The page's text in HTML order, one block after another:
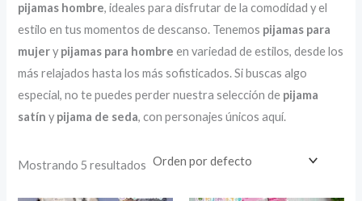
pijamas hombre, ideales para disfrutar de la comodidad y el
estilo en tus momentos de descanso. Tenemos pijamas para
mujery pijamas para hombre en variedad de estilos, desde los
más relajados hasta los más sofisticados. Si buscas algo
especial, no te puedes perder nuestra selección de pijama
satín y pijama de seda, con personajes únicos aquí.
Mostrando 5 resultados